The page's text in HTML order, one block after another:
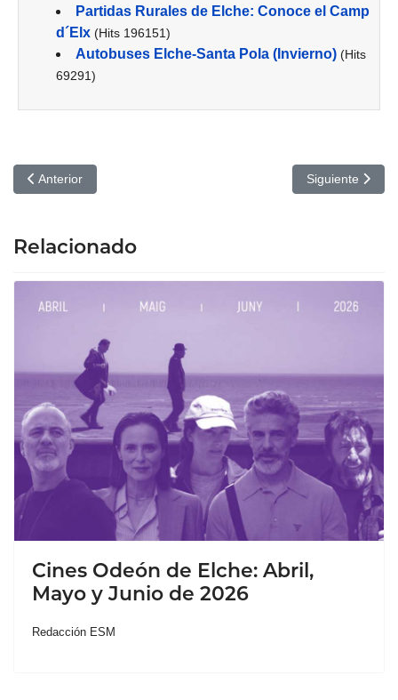
Partidas Rurales de Elche: Conoce el Camp
d´Elx (Hits 196151)
Autobuses Elche-Santa Pola (Invierno) (Hits
69291)
Artículo anterior: El Incidente Alienígena del Pequeño Alan: Cines
Anterior Artículo
Siguiente
Relacionado
Cines Odeón de Elche: Abril,
Mayo y Junio de 2026
Redacción ESM